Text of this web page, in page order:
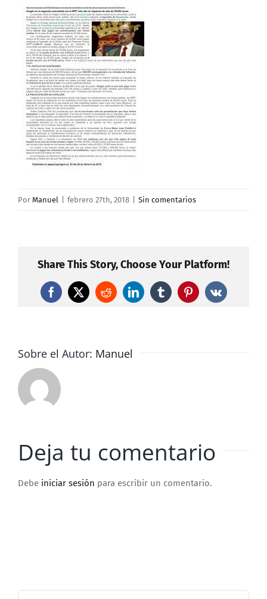
Por Manuel febrero 27th, 2018 Sin comentarios
Share This Story, Choose Your Platform!
Facebook
X RedditLinkedInTumblrPinterest
Vk
Sobre el Autor: Manuel
Deja tu comentario
Debe iniciar sesión para escribir un comentario.